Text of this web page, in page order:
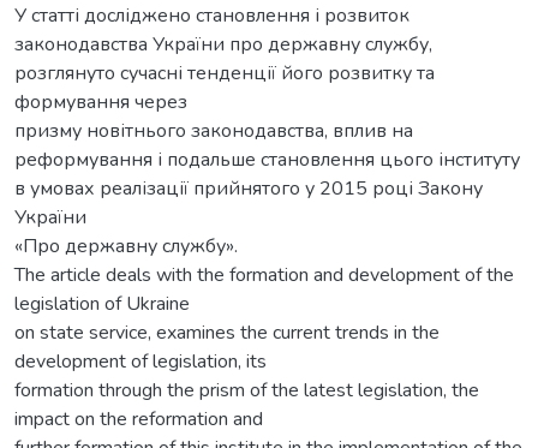
У статті досліджено становлення і розвиток
законодавства України про державну службу,
розглянуто сучасні тенденції його розвитку та
формування через
призму новітнього законодавства, вплив на
реформування і подальше становлення цього інституту
в умовах реалізації прийнятого у 2015 році Закону
України
«Про державну службу».
The article deals with the formation and development of the
legislation of Ukraine
on state service, examines the current trends in the
development of legislation, its
formation through the prism of the latest legislation, the
impact on the reformation and